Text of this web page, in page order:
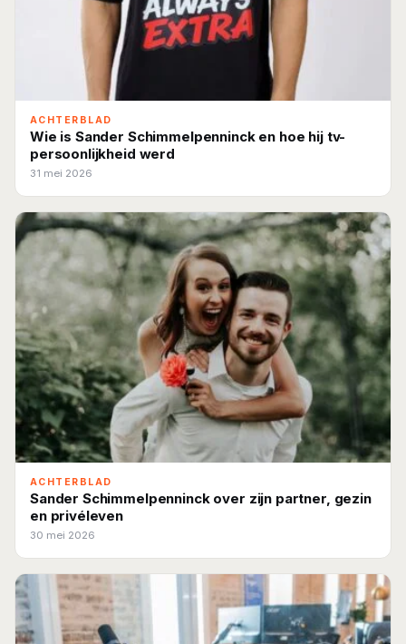
ACHTERBLAD
Wie is Sander Schimmelpenninck en hoe hij tv-
persoonlijkheid werd
31 mei 2026
ACHTERBLAD
Sander Schimmelpenninck over zijn partner, gezin
en privéleven
30 mei 2026